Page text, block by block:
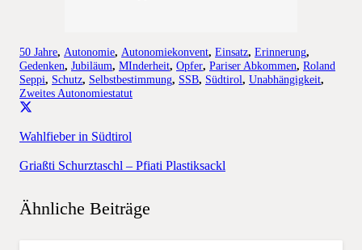
50 Jahre, Autonomie, Autonomiekonvent, Einsatz, Erinnerung,
Gedenken, Jubiläum, MInderheit, Opfer, Pariser Abkommen, Roland
Seppi, Schutz, Selbstbestimmung, SSB, Südtirol, Unabhängigkeit,
Zweites Autonomiestatut
Wahlfieber in Südtirol
Griaßti Schurztaschl – Pfiati Plastiksackl
Ähnliche Beiträge